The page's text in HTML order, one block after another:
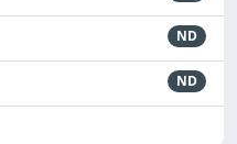
ND
ND